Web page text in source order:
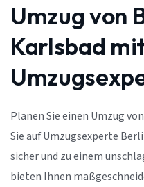
Umzug von
Karlsbad
Planen Sie einen Umzug
Sie auf Umzugsexperte
sicher und zu einem
bieten Ihnen